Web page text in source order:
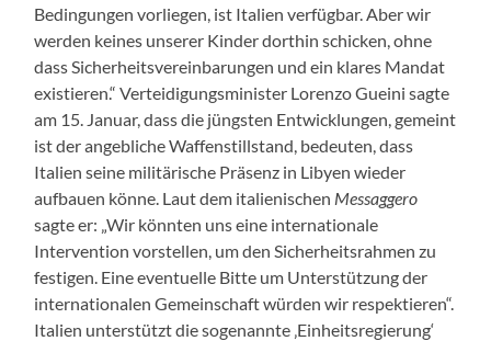
Bedingungen vorliegen, ist Italien verfügbar. Aber wir
werden keines unserer Kinder dorthin schicken, ohne
dass Sicherheitsvereinbarungen und ein klares Mandat
existieren.“ Verteidigungsminister Lorenzo Gueini sagte
am 15. Januar, dass die jüngsten Entwicklungen, gemeint
ist der angebliche Waffenstillstand, bedeuten, dass
Italien seine militärische Präsenz in Libyen wieder
aufbauen könne. Laut dem italienischen Messaggero
sagte er: „Wir könnten uns eine internationale
Intervention vorstellen, um den Sicherheitsrahmen zu
festigen. Eine eventuelle Bitte um Unterstützung der
internationalen Gemeinschaft würden wir respektieren“.
Italien unterstützt die sogenannte ‚Einheitsregierung‘